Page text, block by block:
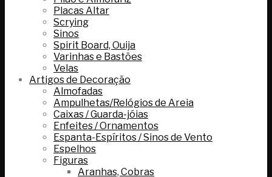
Placas Altar
Scrying
Sinos
Spirit Board, Ouija
Varinhas e Bastões
Velas
Artigos de Decoração
Almofadas
Ampulhetas/Relógios de Areia
Caixas / Guarda-jóias
Enfeites / Ornamentos
Espanta-Espíritos / Sinos de Vento
Espelhos
Figuras
Aranhas, Cobras